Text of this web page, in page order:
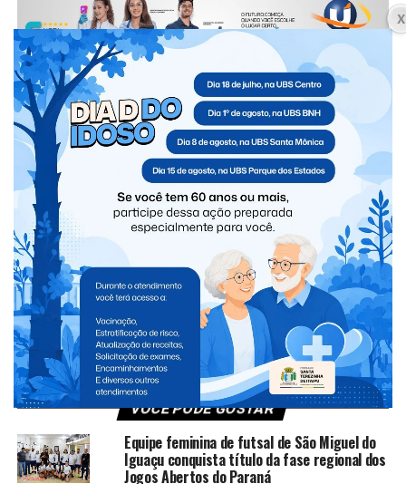
Rádio Cultura Foz
Compartilhe isso
TÓPICOS RELACIONADOS: NEW
NÃO PERCA
Motorista paraguaio é preso com 3,5 toneladas de
maconha que saíram de Foz
VOCÊ PODE GOSTAR
Equipe feminina de futsal de São Miguel do
Iguaçu conquista título da fase regional dos
Jogos Abertos do Paraná